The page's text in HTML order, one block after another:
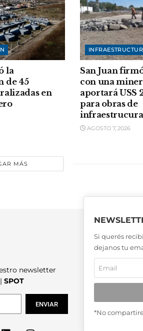
la
de 45
en
San Juan
con una
aportará USS
para obras de
infraestrucura
AGOSTO 7, 2026
MÁS
newsletter
SPOT
ENVIAR
Si querés
dejanos tu
*No